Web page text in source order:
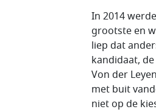
In 2014
grootste en
liep dat
kandidaat,
Von der
met buit
niet op de